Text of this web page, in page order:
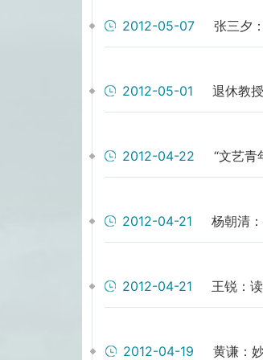
2012-05-07 张三夕
2012-05-01 退休教
2012-04-22 “文艺青
2012-04-21 杨朝清
2012-04-21 王锐：
2012-04-19 黄谦：